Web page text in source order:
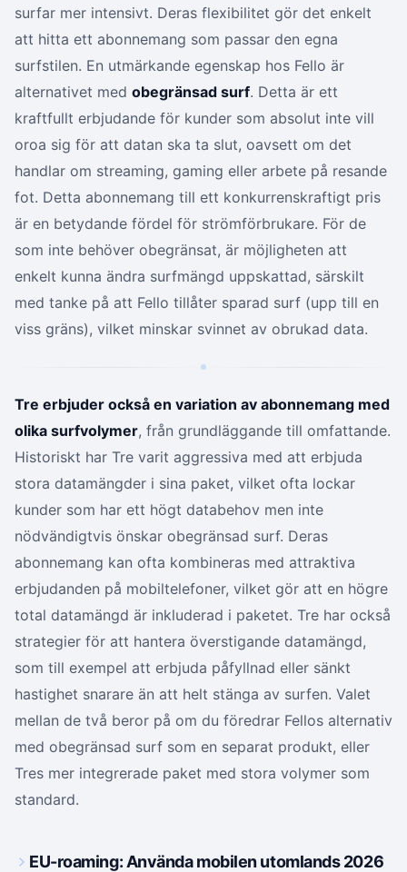
surfar mer intensivt. Deras flexibilitet gör det enkelt
att hitta ett abonnemang som passar den egna
surfstilen. En utmärkande egenskap hos Fello är
alternativet med obegränsad surf. Detta är ett
kraftfullt erbjudande för kunder som absolut inte vill
oroa sig för att datan ska ta slut, oavsett om det
handlar om streaming, gaming eller arbete på resande
fot. Detta abonnemang till ett konkurrenskraftigt pris
är en betydande fördel för strömförbrukare. För de
som inte behöver obegränsat, är möjligheten att
enkelt kunna ändra surfmängd uppskattad, särskilt
med tanke på att Fello tillåter sparad surf (upp till en
viss gräns), vilket minskar svinnet av obrukad data.
Tre erbjuder också en variation av abonnemang med
olika surfvolymer, från grundläggande till omfattande.
Historiskt har Tre varit aggressiva med att erbjuda
stora datamängder i sina paket, vilket ofta lockar
kunder som har ett högt databehov men inte
nödvändigtvis önskar obegränsad surf. Deras
abonnemang kan ofta kombineras med attraktiva
erbjudanden på mobiltelefoner, vilket gör att en högre
total datamängd är inkluderad i paketet. Tre har också
strategier för att hantera överstigande datamängd,
som till exempel att erbjuda påfyllnad eller sänkt
hastighet snarare än att helt stänga av surfen. Valet
mellan de två beror på om du föredrar Fellos alternativ
med obegränsad surf som en separat produkt, eller
Tres mer integrerade paket med stora volymer som
standard.
EU-roaming: Använda mobilen utomlands 2026